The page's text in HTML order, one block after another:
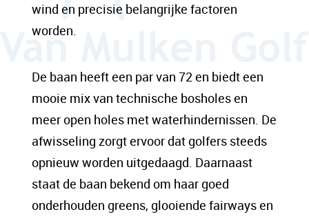
wind en precisie belangrijke factoren
worden.
De baan heeft een par van 72 en biedt een
mooie mix van technische bosholes en
meer open holes met waterhindernissen. De
afwisseling zorgt ervoor dat golfers steeds
opnieuw worden uitgedaagd. Daarnaast
staat de baan bekend om haar goed
onderhouden greens, glooiende fairways en